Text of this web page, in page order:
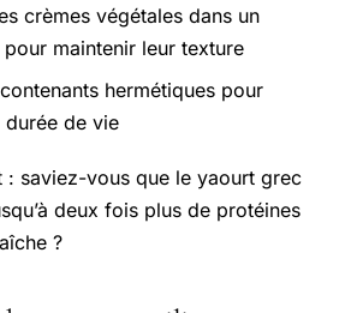
crèmes végétales dans un
maintenir leur texture
hermétiques pour
de vie
: saviez-vous que le yaourt grec
deux fois plus de protéines
?